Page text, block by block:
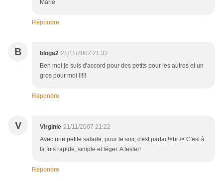
Marie
Répondre
B bloga2 21/11/2007 21:32
Ben moi je suis d'accord pour des petits pour les autres et un
gros pour moi !!!!!
Répondre
V Virginie 21/11/2007 21:22
Avec une petite salade, pour le soir, c'est parfait!<br /> C'est à
la fois rapide, simple et léger. A tester!
Répondre